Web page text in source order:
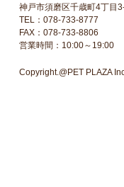
神戸市須磨区千歳町4丁目
TEL：078-733-8777
FAX：078-733-8806
営業時間：10:00～19:00
Copyright.@PET PLAZA